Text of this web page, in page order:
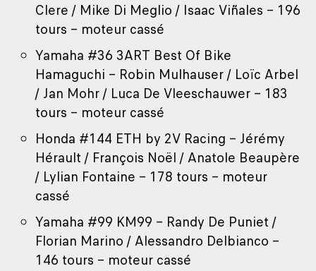
Clere / Mike Di Meglio / Isaac Viñales – 196
tours – moteur cassé
Yamaha #36 3ART Best Of Bike
Hamaguchi – Robin Mulhauser / Loïc Arbel
/ Jan Mohr / Luca De Vleeschauwer – 183
tours – moteur cassé
Honda #144 ETH by 2V Racing – Jérémy
Hérault / François Noël / Anatole Beaupère
/ Lylian Fontaine – 178 tours – moteur
cassé
Yamaha #99 KM99 – Randy De Puniet /
Florian Marino / Alessandro Delbianco –
146 tours – moteur cassé